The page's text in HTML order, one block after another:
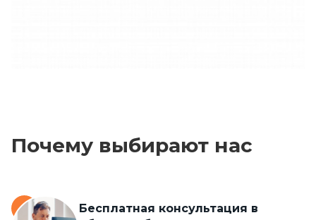
Почему выбирают нас
Бесплатная консультация в